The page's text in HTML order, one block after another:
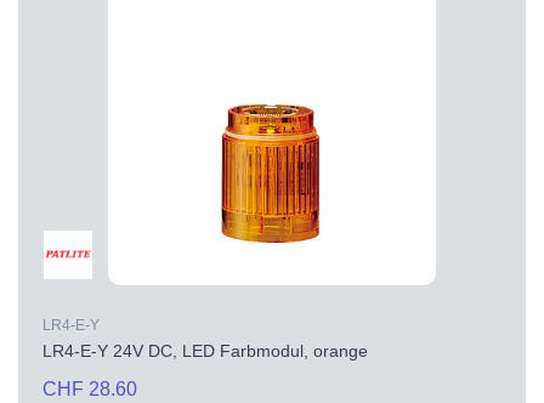
LR4-E-Y
LR4-E-Y 24V DC, LED Farbmodul, orange
CHF 28.60